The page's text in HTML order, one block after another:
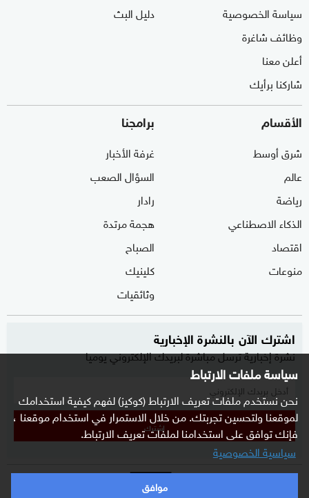
سياسة ملفات الارتباط
نحن نستخدم ملفات تعريف الارتباط (كوكيز) لفهم كيفية استخدامك
لموقعنا ولتحسين تجربتك. من خلال الاستمرار في استخدام موقعنا ،
فإنك توافق على استخدامنا لملفات تعريف الارتباط.
سياسية الخصوصية
موافق
سياسة الخصوصية
وظائف شاغرة
أعلن معنا
شاركنا برأيك
دليل البث
الأقسام
شرق أوسط
عالم
رياضة
الذكاء الاصطناعي
اقتصاد
منوعات
برامجنا
غرفة الأخبار
السؤال الصعب
رادار
هجمة مرتدة
الصباح
كلينيك
وثائقيات
اشترك الآن بالنشرة الإخبارية
نشرة إخبارية ترسل مباشرة لبريدك الإلكتروني يوميا
إشترك